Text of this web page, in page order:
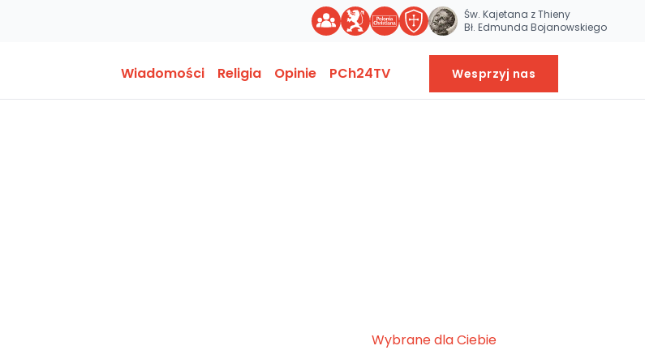
Św. Kajetana z Thieny
Bł. Edmunda Bojanowskiego
Wiadomości Religia Opinie PCh24TV Wesprzyj nas
Wybrane dla Ciebie